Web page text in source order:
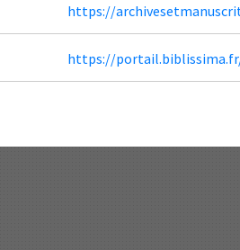
https://
https://portail.biblissima.fr/